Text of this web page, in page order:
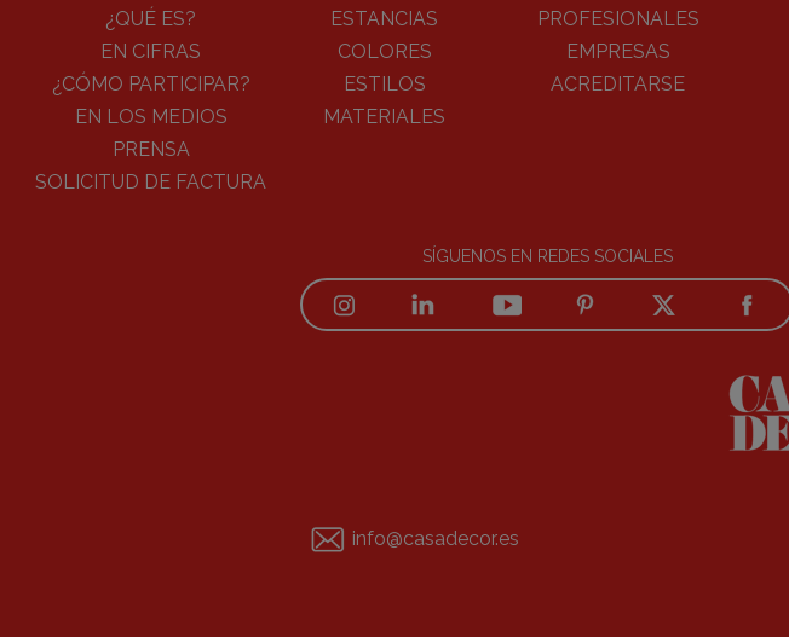
¿QUÉ ES?
EN CIFRAS
¿CÓMO PARTICIPAR?
EN LOS MEDIOS
PRENSA
SOLICITUD DE FACTURA
ESTANCIAS
COLORES
ESTILOS
MATERIALES
PROFESIONALES
EMPRESAS
ACREDITARSE
SÍGUENOS EN REDES SOCIALES
info@casadecor.es